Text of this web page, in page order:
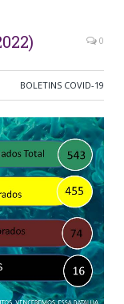
0
BOLETINS COVID-19